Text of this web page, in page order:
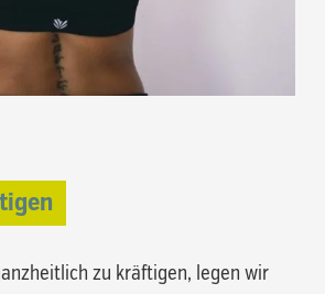
zu kräftigen, legen wir